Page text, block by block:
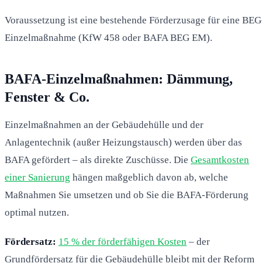
Voraussetzung ist eine bestehende Förderzusage für eine
Einzelmaßnahme (KfW 458 oder BAFA BEG EM).
BAFA-Einzelmaßnahmen: Dämmung,
Fenster & Co.
Einzelmaßnahmen an der Gebäudehülle und der
Anlagentechnik (außer Heizungstausch) werden über das
BAFA gefördert – als direkte Zuschüsse. Die Gesamtkosten
einer Sanierung hängen maßgeblich davon ab, welche
Maßnahmen Sie umsetzen und ob Sie die BAFA-Förderung
optimal nutzen.
Fördersatz: 15 % der förderfähigen Kosten – der
Grundfördersatz für die Gebäudehülle bleibt mit der Reform